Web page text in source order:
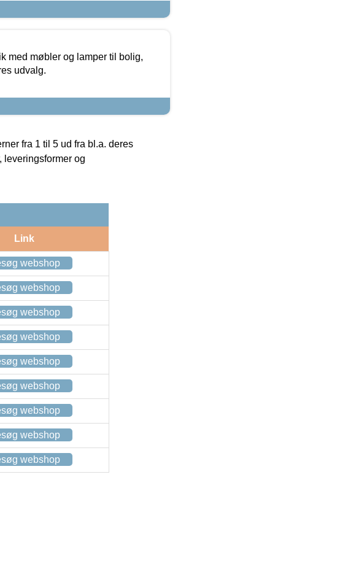
med møbler og lamper til bolig,
udvalg.
fra 1 til 5 ud fra bl.a. deres
leveringsformer og
Link
webshop
webshop
webshop
webshop
webshop
webshop
webshop
webshop
webshop